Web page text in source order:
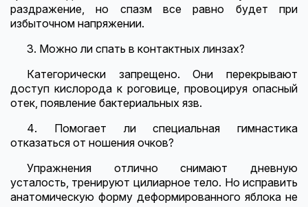
раздражение, но спазм все равно будет при
избыточном напряжении.
3. Можно ли спать в контактных линзах?
Категорически запрещено. Они перекрывают
доступ кислорода к роговице, провоцируя опасный
отек, появление бактериальных язв.
4. Помогает ли специальная гимнастика
отказаться от ношения очков?
Упражнения отлично снимают дневную
усталость, тренируют цилиарное тело. Но исправить
анатомическую форму деформированного яблока не